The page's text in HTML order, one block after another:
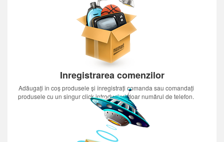
Inregistrarea comenzilor
Adăugați în coș produsele și înregistrați comanda sau comandați
produsele cu un singur click introducînd doar numărul de telefon.